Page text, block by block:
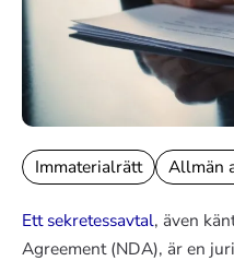
Immaterialrätt Allmän
Ett sekretessavtal, även
Agreement (NDA), är en